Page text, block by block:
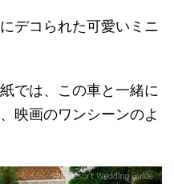
デコられた可愛いミニ
では、この車と一緒に
映画のワンシーンのよ